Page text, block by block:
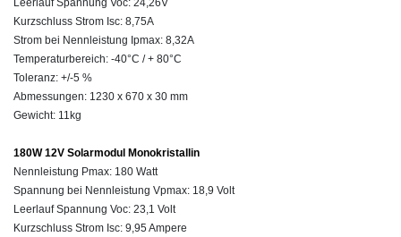
Leerlauf Spannung Voc: 24,26V
Kurzschluss Strom Isc: 8,75A
Strom bei Nennleistung Ipmax: 8,32A
Temperaturbereich: -40°C / + 80°C
Toleranz: +/-5 %
Abmessungen: 1230 x 670 x 30 mm
Gewicht: 11kg
180W 12V Solarmodul Monokristallin
Nennleistung Pmax: 180 Watt
Spannung bei Nennleistung Vpmax: 18,9 Volt
Leerlauf Spannung Voc: 23,1 Volt
Kurzschluss Strom Isc: 9,95 Ampere